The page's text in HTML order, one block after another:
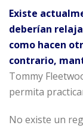
Existe
deberían
como hacen
contrario,
Tommy
permita
No existe un